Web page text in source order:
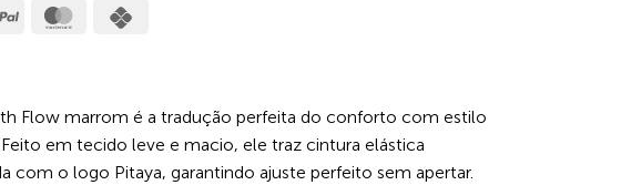
PayPal MasterCard
Flow marrom é a tradução perfeita do conforto com estilo
em tecido leve e macio, ele traz cintura elástica
com o logo Pitaya, garantindo ajuste perfeito sem apertar.